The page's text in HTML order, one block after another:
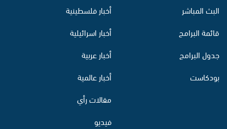
البث المباشر
قائمة البرامج
جدول البرامج
بودكاست
أخبار فلسطينية
أخبار اسرائيلية
أخبار عربية
أخبار عالمية
مقالات رأي
فيديو